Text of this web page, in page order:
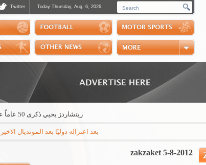
Twitter Today Thursday, Aug. 6, 2026.
Polls
Scores
Handball
ريتشاردز يحيي ذكرى 50 عاماً على تنظيم رالي الكويت
بعد اعتزاله دوليًا بعد المونديال الاخير
zakzaket 5-8-2012